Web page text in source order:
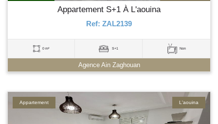
Appartement S+1 À L'aouina
Ref: ZAL2139
0 m² S+1 Non
Agence Ain Zaghouan
L'aouina
Appartement